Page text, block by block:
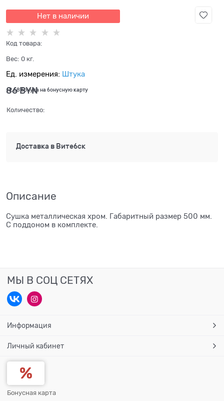
Нет в наличии
Код товара:
Вес: 0 кг.
Ед. измерения: Штука
86 BYN
+2,58 бонуса на бонусную карту
Количество:
Доставка в Витебск
Описание
Сушка металлическая хром. Габаритный размер 500 мм.
С поддоном в комплекте.
МЫ В СОЦ СЕТЯХ
Информация
Личный кабинет
Бонусная карта